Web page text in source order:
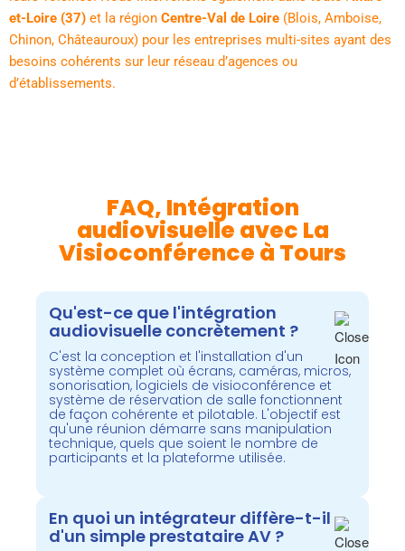
et-Loire (37) et la région Centre-Val de Loire (Blois, Amboise,
Chinon, Châteauroux) pour les entreprises multi-sites ayant des
besoins cohérents sur leur réseau d’agences ou
d’établissements.
FAQ, Intégration
audiovisuelle avec La
Visioconférence à Tours
Qu'est-ce que l'intégration
audiovisuelle concrètement ?
C'est la conception et l'installation d'un
système complet où écrans, caméras, micros,
sonorisation, logiciels de visioconférence et
système de réservation de salle fonctionnent
de façon cohérente et pilotable. L'objectif est
qu'une réunion démarre sans manipulation
technique, quels que soient le nombre de
participants et la plateforme utilisée.
En quoi un intégrateur diffère-t-il
d'un simple prestataire AV ?